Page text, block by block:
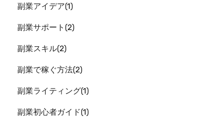
副業アイデア 1
副業サポート 2
副業スキル 2
副業で稼ぐ方法 2
副業ライティング 1
副業初心者ガイド 1